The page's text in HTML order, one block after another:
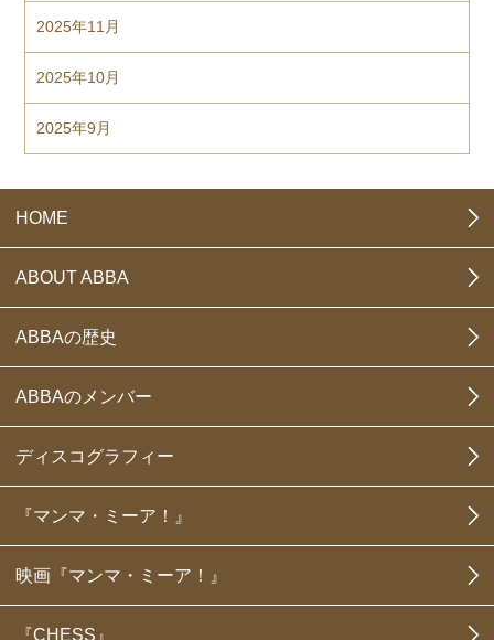
2025年11月
2025年10月
2025年9月
HOME
ABOUT ABBA
ABBAの歴史
ABBAのメンバー
ディスコグラフィー
『マンマ・ミーア！』
映画『マンマ・ミーア！』
『CHESS』